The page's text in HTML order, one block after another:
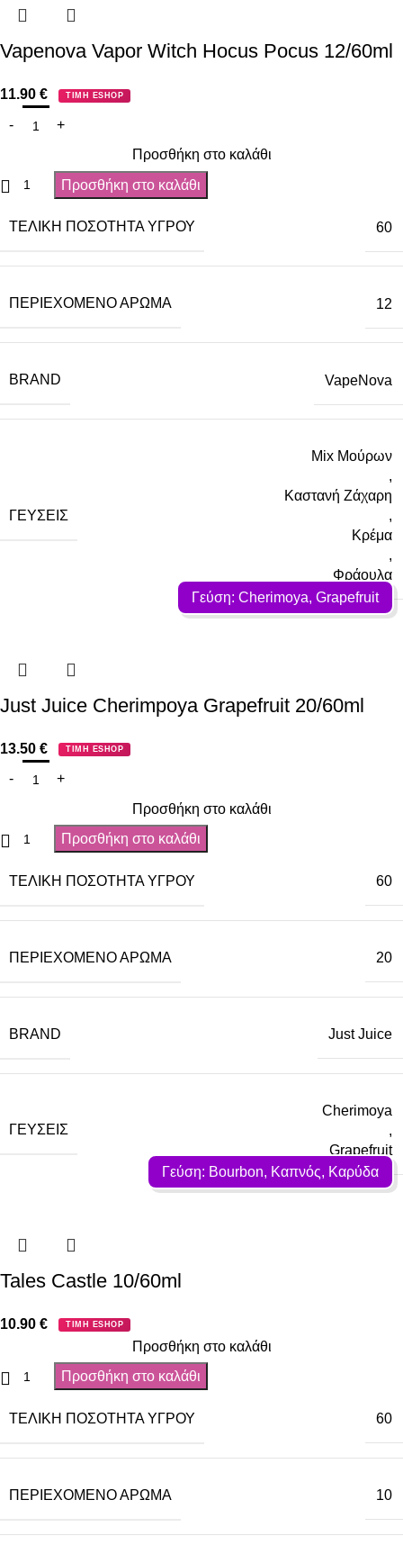
Vapenova Vapor Witch Hocus Pocus 12/60ml
11.90 € ΤΙΜΗ ESHOP
Προσθήκη στο καλάθι
Προσθήκη στο καλάθι
ΤΕΛΙΚΉ ΠΟΣΌΤΗΤΑ ΥΓΡΟΎ 60
ΠΕΡΙΈΧΟΜΕΝΟ ΆΡΩΜΑ 12
BRAND VapeNova
ΓΕΎΣΕΙΣ
Mix Μούρων
,
Καστανή Ζάχαρη
,
Κρέμα
,
Φράουλα
Γεύση: Cherimoya, Grapefruit
Just Juice Cherimpoya Grapefruit 20/60ml
13.50 € ΤΙΜΗ ESHOP
Προσθήκη στο καλάθι
Προσθήκη στο καλάθι
ΤΕΛΙΚΉ ΠΟΣΌΤΗΤΑ ΥΓΡΟΎ 60
ΠΕΡΙΈΧΟΜΕΝΟ ΆΡΩΜΑ 20
BRAND Just Juice
ΓΕΎΣΕΙΣ
Cherimoya
,
Grapefruit
Γεύση: Bourbon, Καπνός, Καρύδα
Tales Castle 10/60ml
10.90 € ΤΙΜΗ ESHOP
Προσθήκη στο καλάθι
Προσθήκη στο καλάθι
ΤΕΛΙΚΉ ΠΟΣΌΤΗΤΑ ΥΓΡΟΎ 60
ΠΕΡΙΈΧΟΜΕΝΟ ΆΡΩΜΑ 10